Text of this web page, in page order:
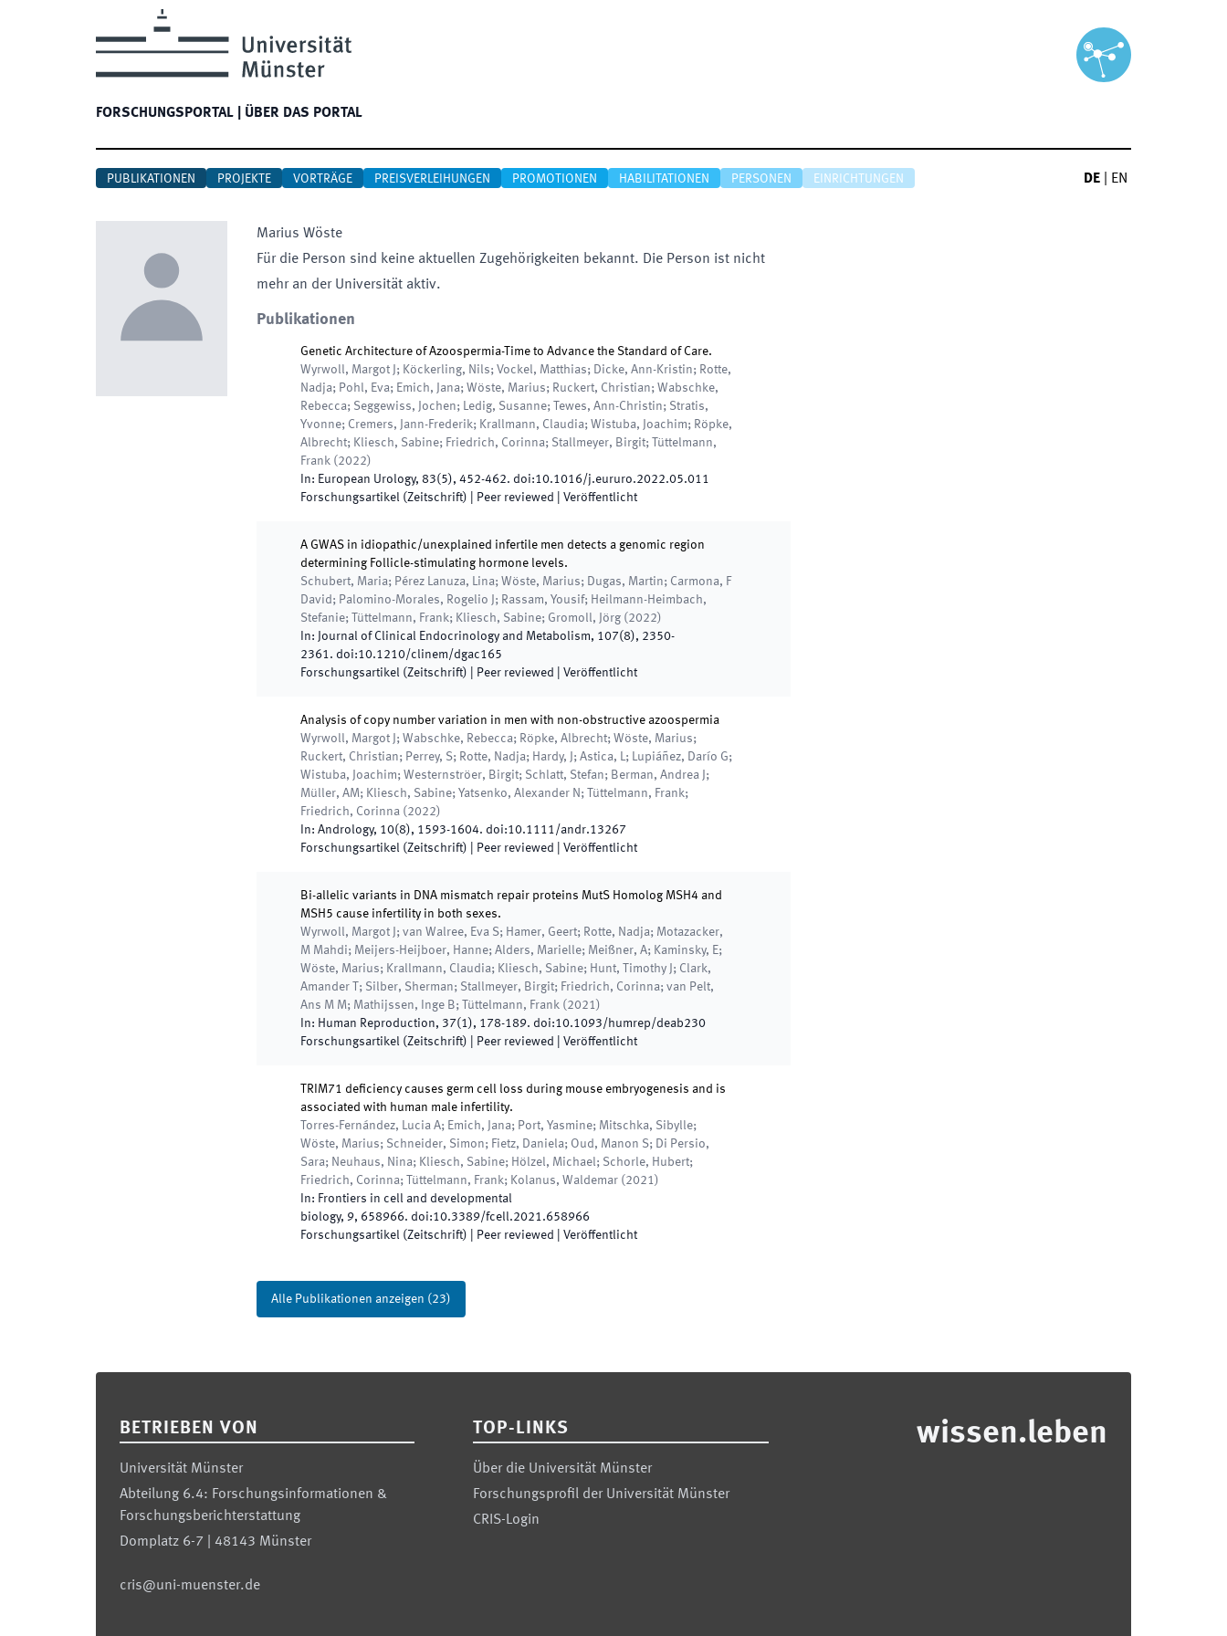
FORSCHUNGSPORTAL ÜBER DAS PORTAL
PUBLIKATIONEN PROJEKTE VORTRÄGE PREISVERLEIHUNGEN PROMOTIONEN HABILITATIONEN PERSONEN EINRICHTUNGEN DE EN
Marius Wöste
Für die Person sind keine aktuellen Zugehörigkeiten bekannt. Die Person ist nicht
mehr an der Universität aktiv.
Publikationen
Genetic Architecture of Azoospermia-Time to Advance the Standard of Care.
Wyrwoll, Margot J; Köckerling, Nils; Vockel, Matthias; Dicke, Ann-Kristin; Rotte,
Nadja; Pohl, Eva; Emich, Jana; Wöste, Marius; Ruckert, Christian; Wabschke,
Rebecca; Seggewiss, Jochen; Ledig, Susanne; Tewes, Ann-Christin; Stratis,
Yvonne; Cremers, Jann-Frederik; Krallmann, Claudia; Wistuba, Joachim; Röpke,
Albrecht; Kliesch, Sabine; Friedrich, Corinna; Stallmeyer, Birgit; Tüttelmann,
Frank ( 2022)
In: European Urology, 83(5), 452-462. doi:10.1016/j.eururo.2022.05.011
Forschungsartikel (Zeitschrift) | Peer reviewed Veröffentlicht
A GWAS in idiopathic/unexplained infertile men detects a genomic region
determining Follicle-stimulating hormone levels.
Schubert, Maria; Pérez Lanuza, Lina; Wöste, Marius; Dugas, Martin; Carmona, F
David; Palomino-Morales, Rogelio J; Rassam, Yousif; Heilmann-Heimbach,
Stefanie; Tüttelmann, Frank; Kliesch, Sabine; Gromoll, Jörg ( 2022)
In: Journal of Clinical Endocrinology and Metabolism, 107(8), 2350-
2361. doi:10.1210/clinem/dgac165
Forschungsartikel (Zeitschrift) | Peer reviewed Veröffentlicht
Analysis of copy number variation in men with non-obstructive azoospermia
Wyrwoll, Margot J; Wabschke, Rebecca; Röpke, Albrecht; Wöste, Marius;
Ruckert, Christian; Perrey, S; Rotte, Nadja; Hardy, J; Astica, L; Lupiáñez, Darío G;
Wistuba, Joachim; Westernströer, Birgit; Schlatt, Stefan; Berman, Andrea J;
Müller, AM; Kliesch, Sabine; Yatsenko, Alexander N; Tüttelmann, Frank;
Friedrich, Corinna ( 2022)
In: Andrology, 10(8), 1593-1604. doi:10.1111/andr.13267
Forschungsartikel (Zeitschrift) | Peer reviewed Veröffentlicht
Bi-allelic variants in DNA mismatch repair proteins MutS Homolog MSH4 and
MSH5 cause infertility in both sexes.
Wyrwoll, Margot J; van Walree, Eva S; Hamer, Geert; Rotte, Nadja; Motazacker,
M Mahdi; Meijers-Heijboer, Hanne; Alders, Marielle; Meißner, A; Kaminsky, E;
Wöste, Marius; Krallmann, Claudia; Kliesch, Sabine; Hunt, Timothy J; Clark,
Amander T; Silber, Sherman; Stallmeyer, Birgit; Friedrich, Corinna; van Pelt,
Ans M M; Mathijssen, Inge B; Tüttelmann, Frank ( 2021)
In: Human Reproduction, 37(1), 178-189. doi:10.1093/humrep/deab230
Forschungsartikel (Zeitschrift) | Peer reviewed Veröffentlicht
TRIM71 deficiency causes germ cell loss during mouse embryogenesis and is
associated with human male infertility.
Torres-Fernández, Lucia A; Emich, Jana; Port, Yasmine; Mitschka, Sibylle;
Wöste, Marius; Schneider, Simon; Fietz, Daniela; Oud, Manon S; Di Persio,
Sara; Neuhaus, Nina; Kliesch, Sabine; Hölzel, Michael; Schorle, Hubert;
Friedrich, Corinna; Tüttelmann, Frank; Kolanus, Waldemar ( 2021)
In: Frontiers in cell and developmental
biology, 9, 658966. doi:10.3389/fcell.2021.658966
Forschungsartikel (Zeitschrift) | Peer reviewed Veröffentlicht
Alle Publikationen anzeigen (23)
BETRIEBEN VON
Universität Münster
Abteilung 6.4: Forschungsinformationen &
Forschungsberichterstattung
Domplatz 6-7 | 48143 Münster
cris@uni-muenster.de
TOP-LINKS
Über die Universität Münster
Forschungsprofil der Universität Münster
CRIS-Login
wissen.leben